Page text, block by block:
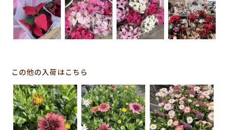
この他の入荷はこちら